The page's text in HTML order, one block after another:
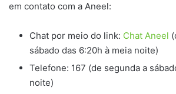
em contato com a Aneel:
Chat por meio do link: Chat Aneel
sábado das 6:20h à meia noite)
Telefone: 167 (de segunda a
noite)